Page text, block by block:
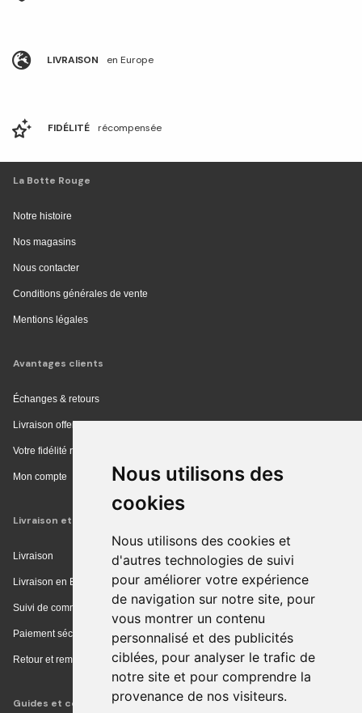
Nous utilisons des
cookies
Nous utilisons des cookies et
d'autres technologies de suivi
pour améliorer votre expérience
de navigation sur notre site, pour
vous montrer un contenu
personnalisé et des publicités
ciblées, pour analyser le trafic de
notre site et pour comprendre la
provenance de nos visiteurs.
LIVRAISON en Europe
FIDÉLITÉ récompensée
La Botte Rouge
Notre histoire
Nos magasins
Nous contacter
Conditions générales de vente
Mentions légales
Avantages clients
Échanges & retours
Livraison offerte en magasin
Votre fidélité récompensée
Mon compte
Livraison et achat
Livraison
Livraison en Europe
Suivi de commande
Paiement sécurisé
Retour et remboursement
Guides et conseils